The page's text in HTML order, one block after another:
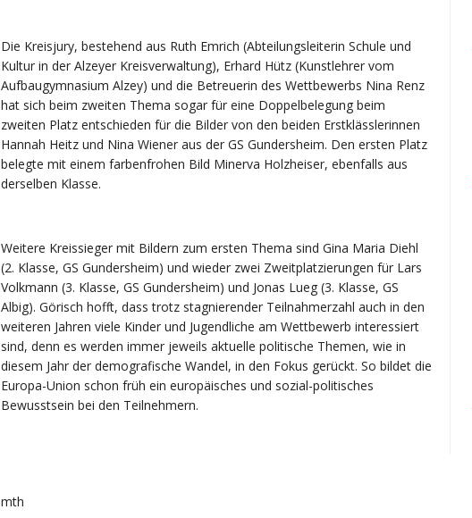
Die Kreisjury, bestehend aus Ruth Emrich (Abteilungsleiterin Schule und
Kultur in der Alzeyer Kreisverwaltung), Erhard Hütz (Kunstlehrer vom
Aufbaugymnasium Alzey) und die Betreuerin des Wettbewerbs Nina Renz
hat sich beim zweiten Thema sogar für eine Doppelbelegung beim
zweiten Platz entschieden für die Bilder von den beiden Erstklässlerinnen
Hannah Heitz und Nina Wiener aus der GS Gundersheim. Den ersten Platz
belegte mit einem farbenfrohen Bild Minerva Holzheiser, ebenfalls aus
derselben Klasse.
Weitere Kreissieger mit Bildern zum ersten Thema sind Gina Maria Diehl
(2. Klasse, GS Gundersheim) und wieder zwei Zweitplatzierungen für Lars
Volkmann (3. Klasse, GS Gundersheim) und Jonas Lueg (3. Klasse, GS
Albig). Görisch hofft, dass trotz stagnierender Teilnahmerzahl auch in den
weiteren Jahren viele Kinder und Jugendliche am Wettbewerb interessiert
sind, denn es werden immer jeweils aktuelle politische Themen, wie in
diesem Jahr der demografische Wandel, in den Fokus gerückt. So bildet die
Europa-Union schon früh ein europäisches und sozial-politisches
Bewusstsein bei den Teilnehmern.
mth